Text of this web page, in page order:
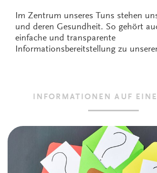
Im Zentrum unseres Tuns stehen
und deren Gesundheit. So gehört
einfache und transparente
Informationsbereitstellung zu
INFORMATIONEN AUF